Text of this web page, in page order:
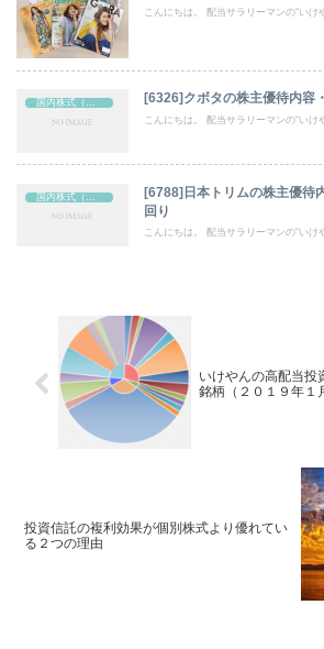
こんにちは。 配当サラリーマンの“いけ
国内株式（株主優待） [6326]クボタの株主優待内容
こんにちは。 配当サラリーマンの“いけ
[6788]日本トリムの株主優待
回り
こんにちは。 配当サラリーマンの“い
いけやんの高配当投
銘柄（２０１９年１
投資信託の複利効果が個別株式より優れてい
る２つの理由